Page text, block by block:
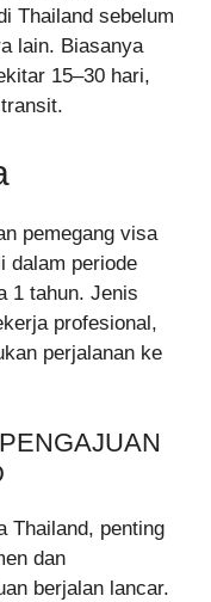
Thailand sebelum
lain. Biasanya
15–30 hari,
pemegang visa
dalam periode
1 tahun. Jenis
profesional,
perjalanan ke
Thailand, penting
dan
berjalan lancar.